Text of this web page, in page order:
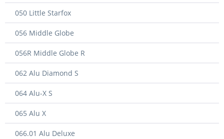
050 Little Starfox
056 Middle Globe
056R Middle Globe R
062 Alu Diamond S
064 Alu-X S
065 Alu X
066.01 Alu Deluxe